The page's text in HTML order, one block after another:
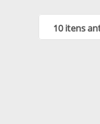
10 itens